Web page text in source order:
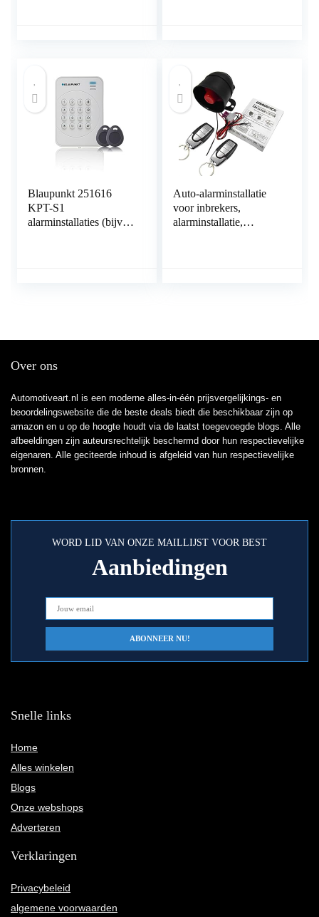
Ontgrendeling
Blaupunkt 251616
KPT-S1
alarminstallaties (bijv.
Auto-alarminstallatie
voor inbrekers,
alarminstallatie,
Over ons
Automotiveart.nl is een moderne alles-in-één prijsvergelijkings- en
beoordelingswebsite die de beste deals biedt die beschikbaar zijn op
amazon en u op de hoogte houdt via de laatst toegevoegde blogs. Alle
afbeeldingen zijn auteursrechtelijk beschermd door hun respectievelijke
eigenaren. Alle geciteerde inhoud is afgeleid van hun respectievelijke
bronnen.
WORD LID VAN ONZE MAILLIJST VOOR BEST
Aanbiedingen
Snelle links
Home
Alles winkelen
Blogs
Onze webshops
Adverteren
Verklaringen
Privacybeleid
algemene voorwaarden